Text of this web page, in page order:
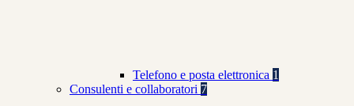
Telefono e posta elettronica 1
Consulenti e collaboratori 7